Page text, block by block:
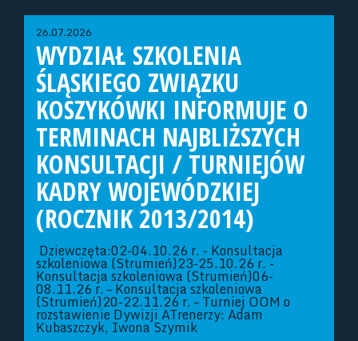
26.07.2026
WYDZIAŁ SZKOLENIA
ŚLĄSKIEGO ZWIĄZKU
KOSZYKÓWKI INFORMUJE O
TERMINACH NAJBLIŻSZYCH
KONSULTACJI / TURNIEJÓW
KADRY WOJEWÓDZKIEJ
(ROCZNIK 2013/2014)
Dziewczęta:02-04.10.26 r. - Konsultacja
szkoleniowa (Strumień)23-25.10.26 r. -
Konsultacja szkoleniowa (Strumień)06-
08.11.26 r. – Konsultacja szkoleniowa
(Strumień)20-22.11.26 r. – Turniej OOM o
rozstawienie Dywizji ATrenerzy: Adam
Kubaszczyk, Iwona Szymik